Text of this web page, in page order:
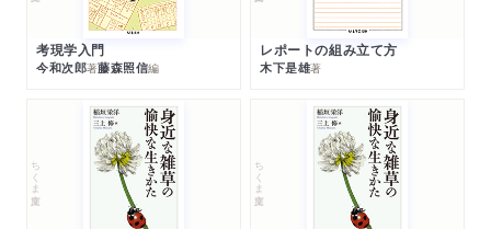
考現学入門
今和次郎著藤森照信編
レポートの組み立て方
木下是雄著
ちくま文庫 ちくま文庫